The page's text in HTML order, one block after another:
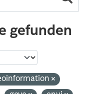
gefunden